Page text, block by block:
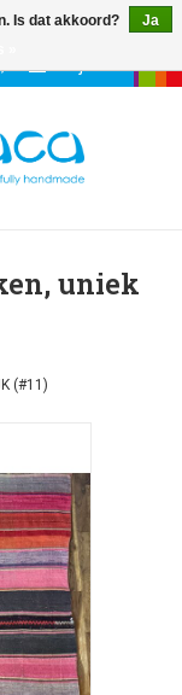
uniek
(#11)
Is dat akkoord?
Ja